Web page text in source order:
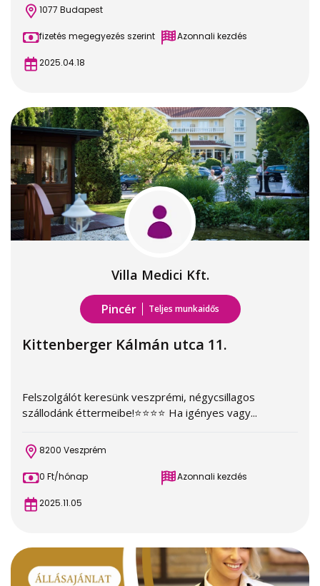
1077 Budapest
fizetés megegyezés szerint Azonnali kezdés
2025.04.18
Villa Medici Kft.
Pincér Teljes munkaidős
Kittenberger Kálmán utca 11.
Felszolgálót keresünk veszprémi, négycsillagos
szállodánk éttermeibe!⭐️⭐️⭐️⭐️ Ha igényes vagy...
8200 Veszprém
0 Ft/hónap Azonnali kezdés
2025.11.05